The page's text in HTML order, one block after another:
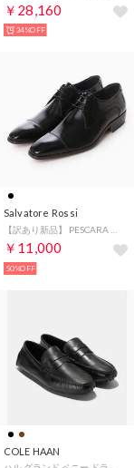
￥28,160
34%OFF
Salvatore Rossi
￥11,000
50%OFF
COLE HAAN